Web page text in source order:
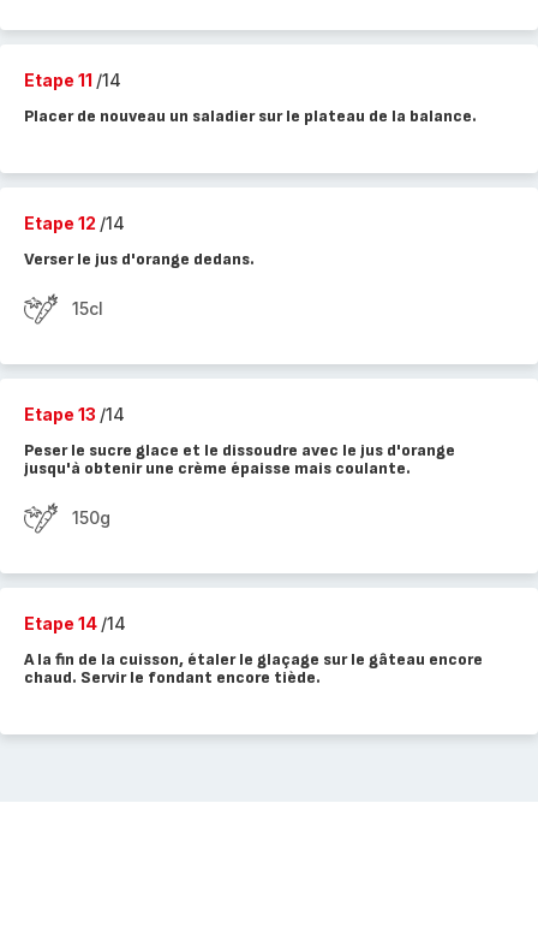
Etape 11 /14
Placer de nouveau un saladier sur le plateau de la balance.
Etape 12 /14
Verser le jus d'orange dedans.
15cl
Etape 13 /14
Peser le sucre glace et le dissoudre avec le jus d'orange
jusqu'à obtenir une crème épaisse mais coulante.
150g
Etape 14 /14
A la fin de la cuisson, étaler le glaçage sur le gâteau encore
chaud. Servir le fondant encore tiède.